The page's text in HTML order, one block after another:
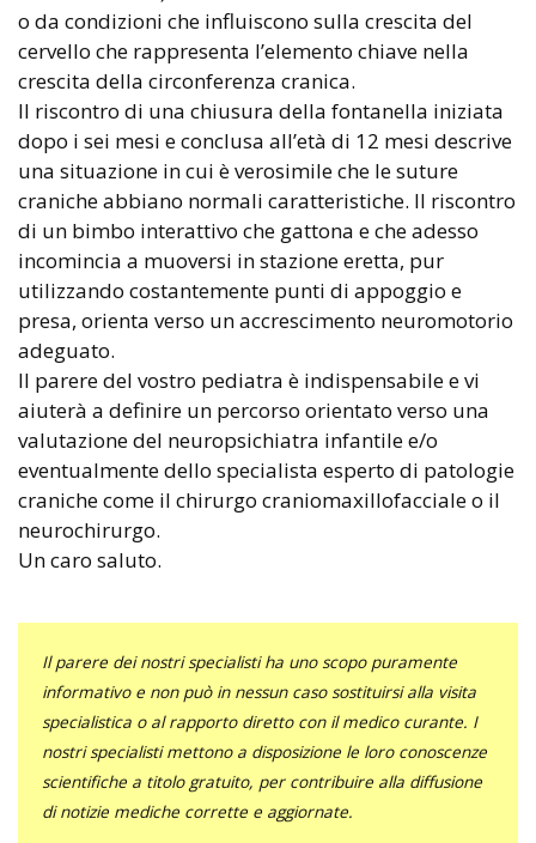
o da condizioni che influiscono sulla crescita del
cervello che rappresenta l’elemento chiave nella
crescita della circonferenza cranica.
Il riscontro di una chiusura della fontanella iniziata
dopo i sei mesi e conclusa all’età di 12 mesi descrive
una situazione in cui è verosimile che le suture
craniche abbiano normali caratteristiche. Il riscontro
di un bimbo interattivo che gattona e che adesso
incomincia a muoversi in stazione eretta, pur
utilizzando costantemente punti di appoggio e
presa, orienta verso un accrescimento neuromotorio
adeguato.
Il parere del vostro pediatra è indispensabile e vi
aiuterà a definire un percorso orientato verso una
valutazione del neuropsichiatra infantile e/o
eventualmente dello specialista esperto di patologie
craniche come il chirurgo craniomaxillofacciale o il
neurochirurgo.
Un caro saluto.
Il parere dei nostri specialisti ha uno scopo puramente
informativo e non può in nessun caso sostituirsi alla visita
specialistica o al rapporto diretto con il medico curante. I
nostri specialisti mettono a disposizione le loro conoscenze
scientifiche a titolo gratuito, per contribuire alla diffusione
di notizie mediche corrette e aggiornate.